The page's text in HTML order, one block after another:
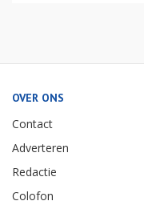
OVER ONS
Contact
Adverteren
Redactie
Colofon